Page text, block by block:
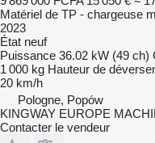
Matériel de TP - chargeuse
2023
État neuf
Puissance 36.02 kW (49 ch)
1 000 kg Hauteur de
20 km/h
Pologne, Popów
KINGWAY EUROPE
Contacter le vendeur